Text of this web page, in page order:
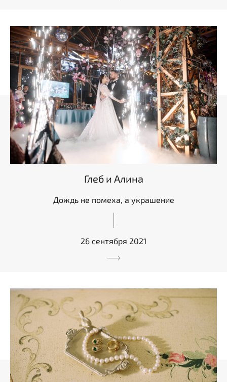
Глеб и Алина
Дождь не помеха, а украшение
26 сентября 2021